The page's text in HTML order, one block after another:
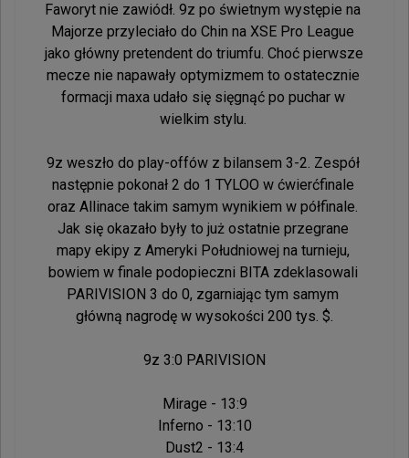
Faworyt nie zawiódł. 9z po świetnym występie na
Majorze przyleciało do Chin na XSE Pro League
jako główny pretendent do triumfu. Choć pierwsze
mecze nie napawały optymizmem to ostatecznie
formacji maxa udało się sięgnąć po puchar w
wielkim stylu.
9z weszło do play-offów z bilansem 3-2. Zespół
następnie pokonał 2 do 1 TYLOO w ćwierćfinale
oraz Allinace takim samym wynikiem w półfinale.
Jak się okazało były to już ostatnie przegrane
mapy ekipy z Ameryki Południowej na turnieju,
bowiem w finale podopieczni BITA zdeklasowali
PARIVISION 3 do 0, zgarniając tym samym
główną nagrodę w wysokości 200 tys. $.
9z 3:0 PARIVISION
Mirage - 13:9
Inferno - 13:10
Dust2 - 13:4